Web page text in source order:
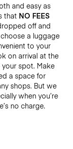
and easy as
that NO FEES
off and
a luggage
to your
on arrival at the
spot. Make
a space for
shops. But we
when you’re
no charge.